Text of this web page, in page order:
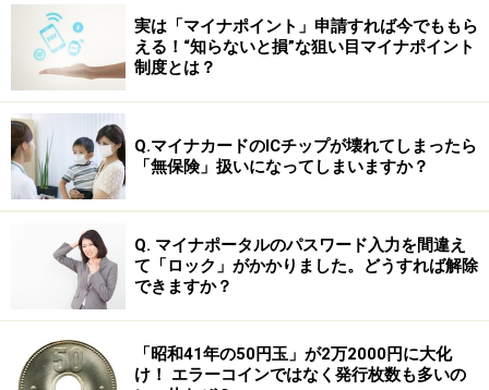
ニズムを探ってみると……
次のページへ
※記事内容は執筆時点のものです。最新の内容をご確認くださ
実は「マイナポイント」申請すれば今でももら
える！“知らないと損”な狙い目マイナポイント
制度とは？
Q.マイナカードのICチップが壊れてしまったら
「無保険」扱いになってしまいますか？
Q. マイナポータルのパスワード入力を間違え
て「ロック」がかかりました。どうすれば解除
できますか？
「昭和41年の50円玉」が2万2000円に大化
け！ エラーコインではなく発行枚数も多いの